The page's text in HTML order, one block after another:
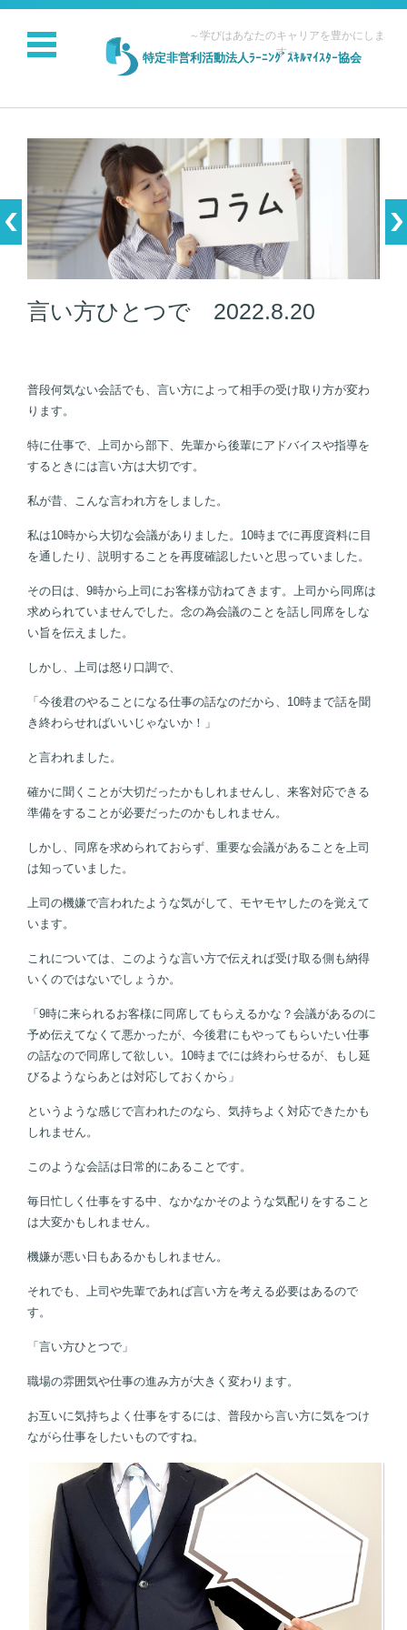
特定非営利活動法人ﾗｰﾆﾝｸﾞｽｷﾙﾏｲｽﾀｰ協会
～学びはあなたのキャリアを豊かにしま
す～
コンテンツに移動
言い方ひとつで 2022.8.20
普段何気ない会話でも、言い方によって相手の受け取り方が変わ
ります。
特に仕事で、上司から部下、先輩から後輩にアドバイスや指導を
するときには言い方は大切です。
私が昔、こんな言われ方をしました。
私は10時から大切な会議がありました。10時までに再度資料に目
を通したり、説明することを再度確認したいと思っていました。
その日は、9時から上司にお客様が訪ねてきます。上司から同席は
求められていませんでした。念の為会議のことを話し同席をしな
い旨を伝えました。
しかし、上司は怒り口調で、
「今後君のやることになる仕事の話なのだから、10時まで話を聞
き終わらせればいいじゃないか！」
と言われました。
確かに聞くことが大切だったかもしれませんし、来客対応できる
準備をすることが必要だったのかもしれません。
しかし、同席を求められておらず、重要な会議があることを上司
は知っていました。
上司の機嫌で言われたような気がして、モヤモヤしたのを覚えて
います。
これについては、このような言い方で伝えれば受け取る側も納得
いくのではないでしょうか。
「9時に来られるお客様に同席してもらえるかな？会議があるのに
予め伝えてなくて悪かったが、今後君にもやってもらいたい仕事
の話なので同席して欲しい。10時までには終わらせるが、もし延
びるようならあとは対応しておくから」
というような感じで言われたのなら、気持ちよく対応できたかも
しれません。
このような会話は日常的にあることです。
毎日忙しく仕事をする中、なかなかそのような気配りをすること
は大変かもしれません。
機嫌が悪い日もあるかもしれません。
それでも、上司や先輩であれば言い方を考える必要はあるので
す。
「言い方ひとつで」
職場の雰囲気や仕事の進み方が大きく変わります。
お互いに気持ちよく仕事をするには、普段から言い方に気をつけ
ながら仕事をしたいものですね。